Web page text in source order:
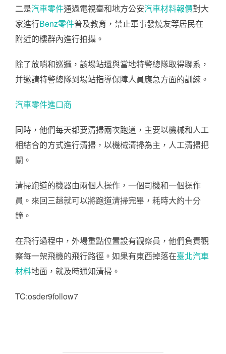
二是汽車零件通過電視臺和地方公安汽車材料報價對大
家進行Benz零件普及教育，禁止軍事發燒友等居民在
附近的樓群內進行拍攝。
除了放哨和巡邏，該場站還與當地特警總隊取得聯系，
并邀請特警總隊到場站指導保障人員應急方面的訓練。
汽車零件進口商
同時，他們每天都要清掃兩次跑道，主要以機械和人工
相結合的方式進行清掃，以機械清掃為主，人工清掃把
關。
清掃跑道的機器由兩個人操作，一個司機和一個操作
員。來回三趟就可以將跑道清掃完畢，耗時大約十分
鐘。
在飛行過程中，外場重點位置設有觀察員，他們負責觀
察每一架飛機的飛行路徑。如果有東西掉落在臺北汽車
材料地面，就及時通知清掃。
TC:osder9follow7